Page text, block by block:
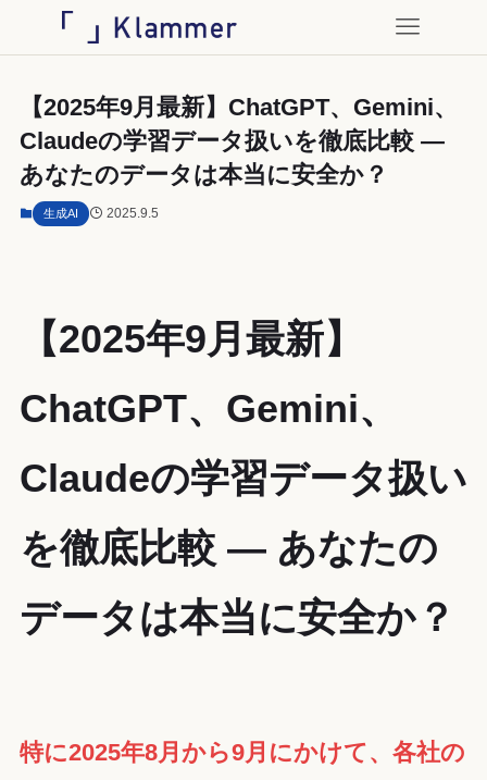
【2025年9月最新】ChatGPT、Gemini、
Claudeの学習データ扱いを徹底比較 —
あなたのデータは本当に安全か？
生成AI 2025.9.5
【2025年9月最新】
ChatGPT、Gemini、
Claudeの学習データ扱い
を徹底比較 — あなたの
データは本当に安全か？
特に2025年8月から9月にかけて、各社の